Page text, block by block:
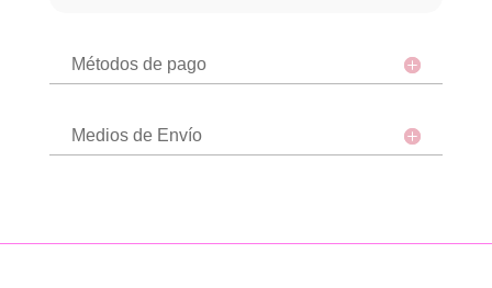
Métodos de pago
Medios de Envío